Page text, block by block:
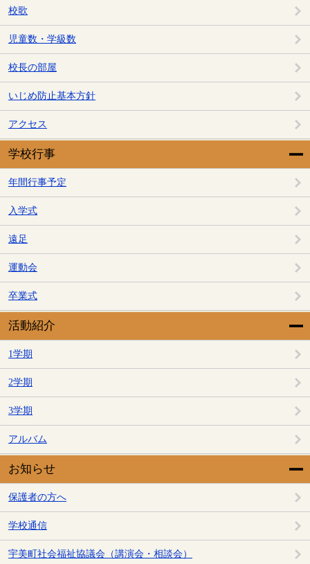
校歌
児童数・学級数
校長の部屋
いじめ防止基本方針
アクセス
学校行事
年間行事予定
入学式
遠足
運動会
卒業式
活動紹介
1学期
2学期
3学期
アルバム
お知らせ
保護者の方へ
学校通信
宇美町社会福祉協議会（講演会・相談会）